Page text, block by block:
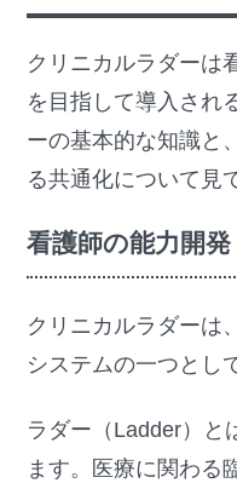
クリニカルラダーは
を目指して導入され
ーの基本的な知識と
る共通化について見
看護師の能力開
クリニカルラダーは
システムの一つとし
ラダー（Ladder）と
ます。医療に関わる